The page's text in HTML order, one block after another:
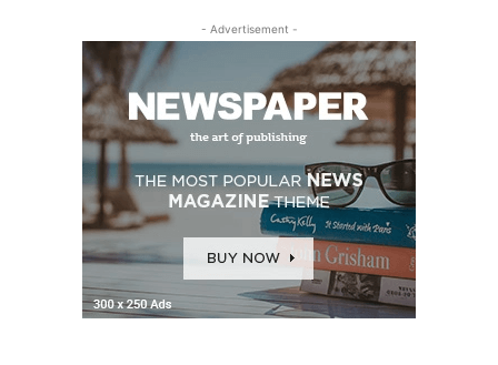
- Advertisement -